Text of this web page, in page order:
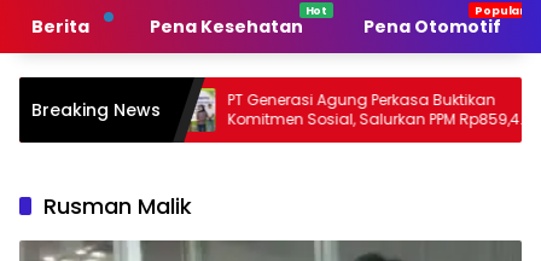
Berita Pena Kesehatan Pena Otomotif
Breaking NewsPT Generasi Agung Perkasa Buktikan
Komitmen Sosial, Salurkan PPM Rp859,4
Juta untuk Masyarakat Lingkar
Rusman Malik